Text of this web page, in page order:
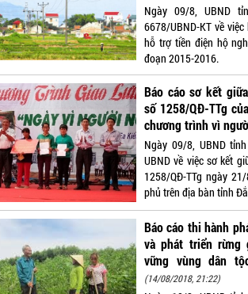
Ngày 09/8, UBND
6678/UBND-KT về
hỗ trợ tiền điện hộ
đoạn 2015-2016.
Báo cáo sơ kết
số 1258/QĐ-TTg
chương trình vì
Ngày 09/8, UBND
UBND về việc sơ kết
1258/QĐ-TTg ngày
phủ trên địa bàn tỉnh
Báo cáo thi hành
và phát triển rừng
vững vùng dân
(14/08/2018, 21:22)